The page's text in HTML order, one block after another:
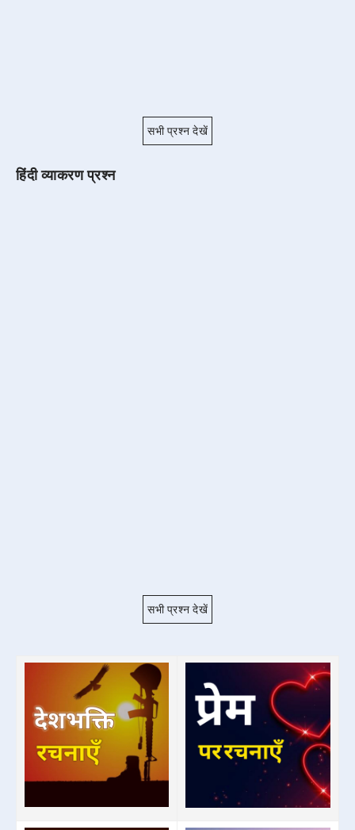
सभी प्रश्न देखें
हिंदी व्याकरण प्रश्न
सभी प्रश्न देखें